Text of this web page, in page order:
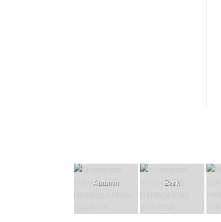
Autumn Bark